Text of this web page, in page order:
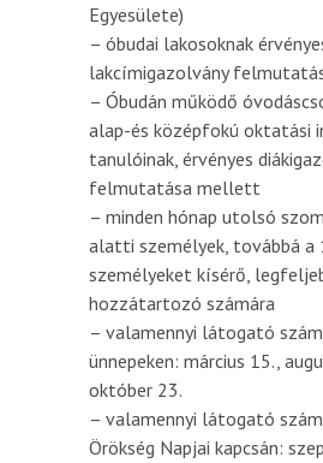
Egyesülete)
– óbudai lakosoknak
lakcímigazolvány
– Óbudán működő
alap-és középfokú oktatási
tanulóinak, érvényes
felmutatása mellett
– minden hónap utolsó
alatti személyek, továbbá a
személyeket kísérő,
hozzátartozó számára
– valamennyi látogató
ünnepeken: március 15.,
október 23.
– valamennyi látogató
Örökség Napjai kapcsán: